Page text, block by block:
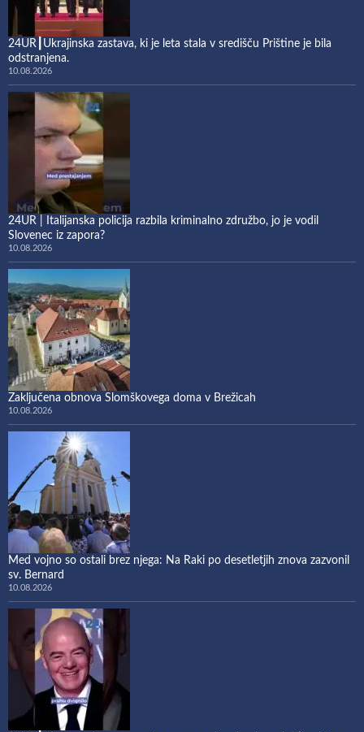
24UR┃Ukrajinska zastava, ki je leta stala v središču Prištine je bila
odstranjena.
10.08.2026
24UR | Italijanska policija razbila kriminalno združbo, jo je vodil
Slovenec iz zapora?
10.08.2026
Zaključena obnova Slomškovega doma v Brežicah
10.08.2026
Med vojno so ostali brez njega: Na Raki po desetletjih znova zazvonil
sv. Bernard
10.08.2026